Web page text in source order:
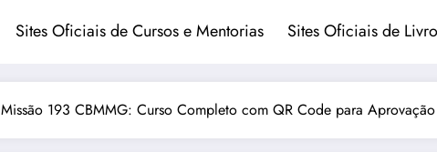
Sites Oficiais de Cursos e Mentorias Sites Oficiais de
Missão 193 CBMMG: Curso Completo com QR Code para Aprovação